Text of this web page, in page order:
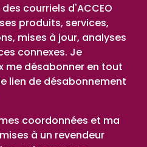
courriels d'ACCEO
produits, services,
mises à jour, analyses
connexes. Je
me désabonner en tout
lien de désabonnement
coordonnées et ma
à un revendeur